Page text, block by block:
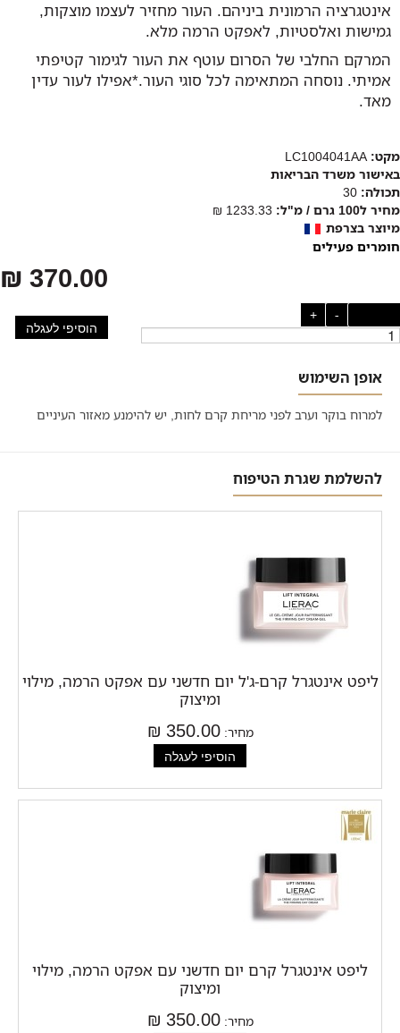
אינטגרציה הרמונית ביניהם. העור מחזיר לעצמו מוצקות,
גמישות ואלסטיות, לאפקט הרמה מלא.
המרקם החלבי של הסרום עוטף את העור לגימור קטיפתי
אמיתי. נוסחה המתאימה לכל סוגי העור.*אפילו לעור עדין
מאד.
מקט: LC1004041AA
באישור משרד הבריאות
תכולה: 30
מחיר ל100 גרם / מ"ל:
1233.33 ₪
מיוצר בצרפת
חומרים פעילים
370.00 ₪
-
+
הוסיפי לעגלה
אופן השימוש
למרוח בוקר וערב לפני מריחת קרם לחות, יש להימנע מאזור העיניים
להשלמת שגרת הטיפוח
ליפט אינטגרל קרם-ג'ל יום חדשני עם אפקט הרמה, מילוי
ומיצוק
מחיר:350.00 ₪
ליפט אינטגרל קרם יום חדשני עם אפקט הרמה, מילוי
ומיצוק
מחיר:350.00 ₪